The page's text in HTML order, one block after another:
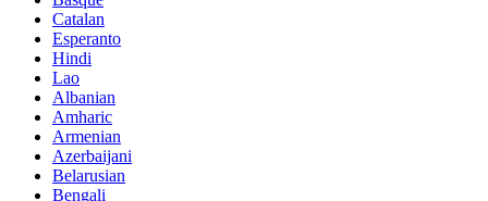
Catalan
Esperanto
Hindi
Lao
Albanian
Amharic
Armenian
Azerbaijani
Belarusian
Bengali